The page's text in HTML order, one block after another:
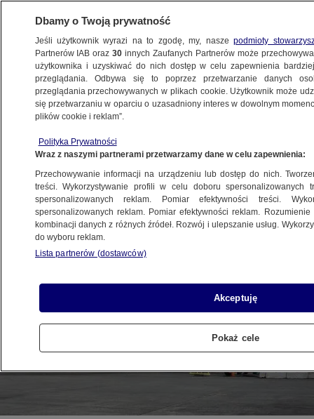
BIZNES
ZE ŚWIATA
zawieszenie lotów boeingami
8.04.2019, 07:25
Udostępnij
Dbamy o Twoją prywatność
Jeśli użytkownik wyrazi na to zgodę, my, naszepodmioty
Partnerów IAB oraz30 innych Zaufanych Partnerów może
użytkownika i uzyskiwać do nich dostęp w celu zapewnienia
przeglądania. Odbywa się to poprzez przetwarzanie danych
przeglądania przechowywanych w plikach cookie. Użytkownik może
się przetwarzaniu w oparciu o uzasadniony interes w dowolnym
plików cookie i reklam”.
Polityka Prywatności
Wraz z naszymi partnerami przetwarzamy dane w celu zapewnienia:
Przechowywanie informacji na urządzeniu lub dostęp do nich.
treści. Wykorzystywanie profili w celu doboru spersonalizowanych
spersonalizowanych reklam. Pomiar efektywności treści.
spersonalizowanych reklam. Pomiar efektywności reklam.
kombinacji danych z różnych źródeł. Rozwój i ulepszanie usług.
do wyboru reklam.
Lista partnerów (dostawców)
Akceptuję
Pokaż cele